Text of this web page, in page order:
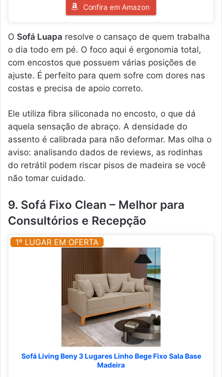
Confira em Amazon
O Sofá Luapa resolve o cansaço de quem trabalha
o dia todo em pé. O foco aqui é ergonomia total,
com encostos que possuem várias posições de
ajuste. É perfeito para quem sofre com dores nas
costas e precisa de apoio correto.
Ele utiliza fibra siliconada no encosto, o que dá
aquela sensação de abraço. A densidade do
assento é calibrada para não deformar. Mas olha o
aviso: analisando dados de reviews, as rodinhas
do retrátil podem riscar pisos de madeira se você
não tomar cuidado.
9. Sofá Fixo Clean – Melhor para
Consultórios e Recepção
1º LUGAR EM OFERTA
Sofá Living Beny 3 Lugares Linho Bege Fixo Sala Base
Madeira